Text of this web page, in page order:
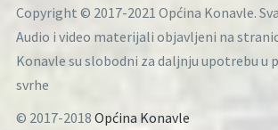
Copyright © 2017-2021 Općina Konavle.
Audio i video materijali objavljeni na
Konavle su slobodni za daljnju upotrebu u
svrhe
© 2017-2018 Općina Konavle